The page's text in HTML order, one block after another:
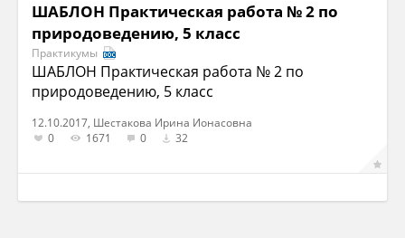
ШАБЛОН Практическая работа № 2 по
природоведению, 5 класс
Практикумы
ШАБЛОН Практическая работа № 2 по
природоведению, 5 класс
12.10.2017, Шестакова Ирина Ионасовна
0
1671 0 32